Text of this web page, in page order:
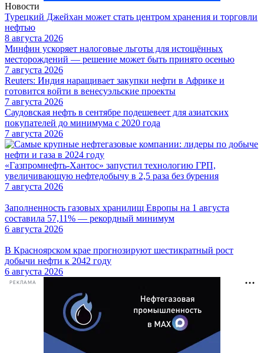
Новости
Турецкий Джейхан может стать центром хранения и торговли
нефтью
8 августа 2026
Минфин ускоряет налоговые льготы для истощённых
месторождений — решение может быть принято осенью
7 августа 2026
Reuters: Индия наращивает закупки нефти в Африке и
готовится войти в венесуэльские проекты
7 августа 2026
Саудовская нефть в сентябре подешевеет для азиатских
покупателей до минимума с 2020 года
7 августа 2026
«Газпромнефть-Хантос» запустил технологию ГРП,
увеличивающую нефтедобычу в 2,5 раза без бурения
7 августа 2026
Заполненность газовых хранилищ Европы на 1 августа
составила 57,11% — рекордный минимум
6 августа 2026
В Красноярском крае прогнозируют шестикратный рост
добычи нефти к 2042 году
6 августа 2026
РЕКЛАМА